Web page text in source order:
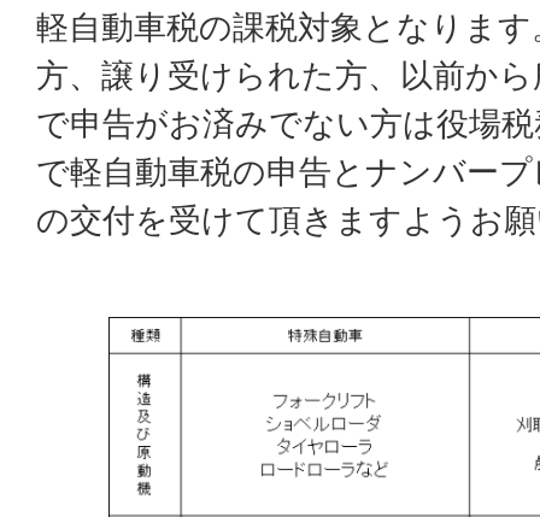
軽自動車税の課税対象となりま
方、譲り受けられた方、以前か
で申告がお済みでない方は役場
で軽自動車税の申告とナンバー
の交付を受けて頂きますようお